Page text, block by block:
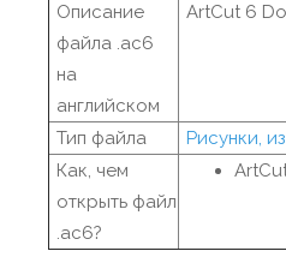
Описание
файла .ac6
на
английском
ArtCut 6
Тип файла
Рисунки,
Как, чем
открыть файл
.ac6?